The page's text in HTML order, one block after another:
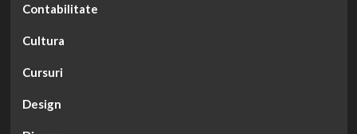
Contabilitate
Cultura
Cursuri
Design